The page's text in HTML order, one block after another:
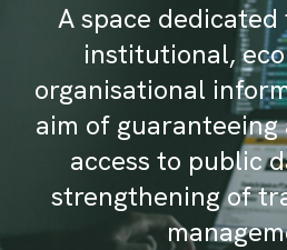
A space
institutional,
organisational
aim of
access to public
strengthening of